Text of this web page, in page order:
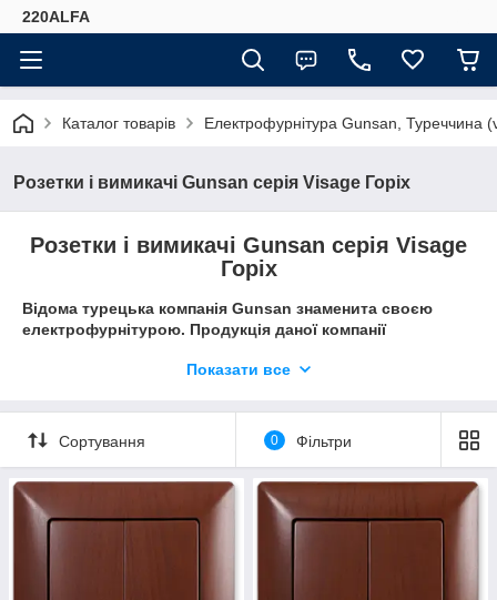
220ALFA
Каталог товарів Електрофурнітура Gunsan, Туреччина
Розетки і вимикачі Gunsan серія Visage Горіх
Розетки і вимикачі Gunsan серія Visage
Горіх
Відома турецька компанія Gunsan знаменита своєю
електрофурнітурою. Продукція даної компанії
вимикачів, щитовим обладнанням, електричними
і міцною продукцією серед популярних турецьких
компаній, які займаються виготовленням і випуском
електрофурнітури. У даній серії електрофурнітура
представлена двох типів: накладні і призначені для
внутрішньої установки. Стильний дизайн розеток і
Показати все
Сортування 0 Фільтри